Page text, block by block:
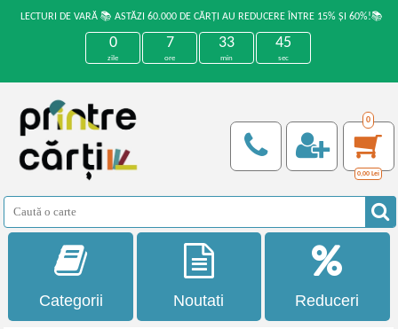
LECTURI DE VARĂ 📚 ASTĂZI 60.000 DE CĂRȚI AU REDUCERE ÎNTRE 15% ȘI 60%!📚
0
zile
7
ore
33
min
45
sec
0
0,00 Lei
Categorii Noutati Reduceri